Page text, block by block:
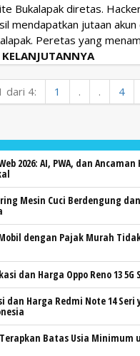
Bukalapak diretas.
mendapatkan jutaan
Peretas yang
KELANJUTANNYA
dari 4: 1 . . 4
2026: AI, PWA, dan
Mesin Cuci Berdengung
dengan Pajak Murah
dan Harga Oppo Reno 13 5G
dan Harga Redmi Note 14 Seri
Batas Usia Minimum